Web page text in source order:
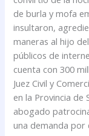
de burla y mofa
insultaron,
maneras al hijo
públicos de
cuenta con 300
Juez Civil y
en la Provincia de
abogado
una demanda por